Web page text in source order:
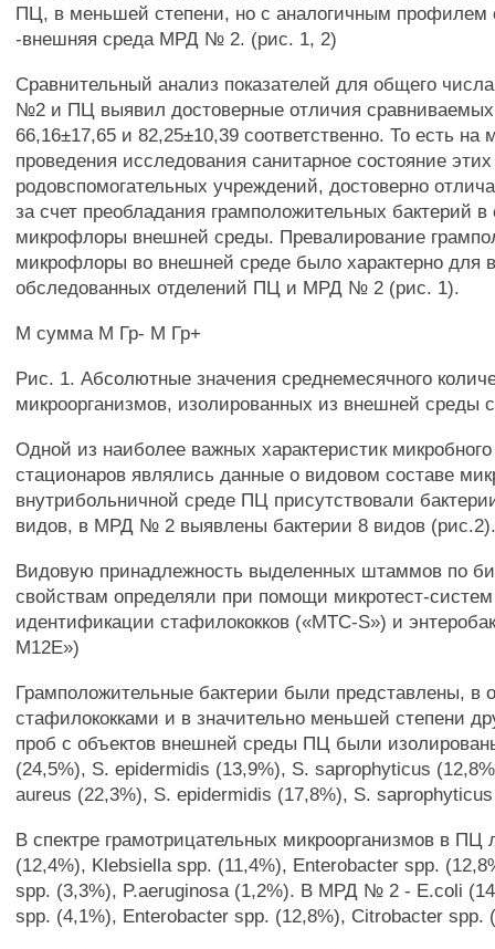
ПЦ, в меньшей степени, но с аналогичным профилем
-внешняя среда МРД № 2. (рис. 1, 2)
Сравнительный анализ показателей для общего
№2 и ПЦ выявил достоверные отличия
66,16±17,65 и 82,25±10,39 соответственно. То есть на
проведения исследования санитарное состояние
родовспомогательных учреждений, достоверно
за счет преобладания грамположительных бактерий в
микрофлоры внешней среды. Превалирование
микрофлоры во внешней среде было характерно для
обследованных отделений ПЦ и МРД № 2 (рис. 1).
М сумма М Гр- М Гр+
Рис. 1. Абсолютные значения среднемесячного
микроорганизмов, изолированных из внешней среды
Одной из наиболее важных характеристик
стационаров являлись данные о видовом составе
внутрибольничной среде ПЦ присутствовали
видов, в МРД № 2 выявлены бактерии 8 видов
Видовую принадлежность выделенных штаммов по
свойствам определяли при помощи микротест-
идентификации стафилококков («MTC-S») и
М12Е»)
Грамположительные бактерии были представлены, в
стафилококками и в значительно меньшей степени
проб с объектов внешней среды ПЦ были
(24,5%), S. epidermidis (13,9%), S. saprophyticus
aureus (22,3%), S. epidermidis (17,8%), S.
В спектре грамотрицательных микроорганизмов в ПЦ
(12,4%), Klebsiella spp. (11,4%), Enterobacter spp.
spp. (3,3%), P.aeruginosa (1,2%). В МРД № 2 - E.coli
spp. (4,1%), Enterobacter spp. (12,8%), Citrobacter spp.